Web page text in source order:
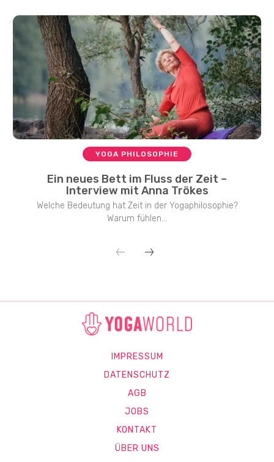
YOGA PHILOSOPHIE
Ein neues Bett im Fluss der Zeit –
Interview mit Anna Trökes
Welche Bedeutung hat Zeit in der Yogaphilosophie?
Warum fühlen...
IMPRESSUM
DATENSCHUTZ
AGB
JOBS
KONTAKT
ÜBER UNS